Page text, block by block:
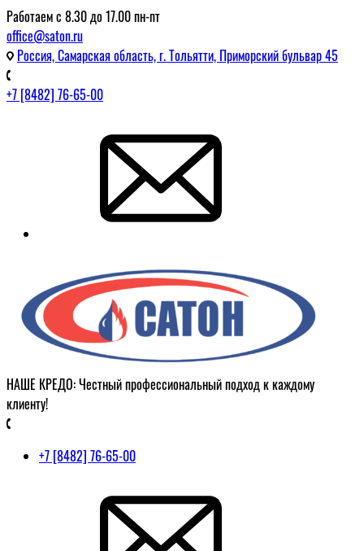
Работаем с 8.30 до 17.00 пн-пт
office@saton.ru
Россия, Самарская область, г. Тольятти, Приморский бульвар 45
+7 [8482] 76-65-00
НАШЕ КРЕДО: Честный профессиональный подход к каждому
клиенту!
+7 [8482] 76-65-00